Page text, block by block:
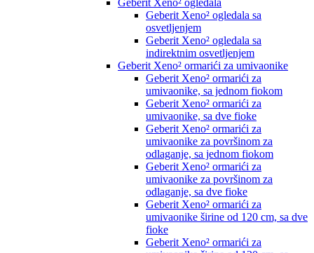
Geberit Xeno² ogledala
Geberit Xeno² ogledala sa
osvetljenjem
Geberit Xeno² ogledala sa
indirektnim osvetljenjem
Geberit Xeno² ormarići za umivaonike
Geberit Xeno² ormarići za
umivaonike, sa jednom fiokom
Geberit Xeno² ormarići za
umivaonike, sa dve fioke
Geberit Xeno² ormarići za
umivaonike za površinom za
odlaganje, sa jednom fiokom
Geberit Xeno² ormarići za
umivaonike za površinom za
odlaganje, sa dve fioke
Geberit Xeno² ormarići za
umivaonike širine od 120 cm, sa dve
fioke
Geberit Xeno² ormarići za